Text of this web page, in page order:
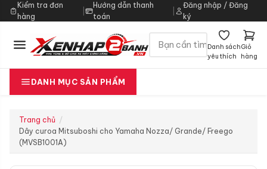
Kiểm tra đơn
hàng
|
Hướng dẫn thanh
toán
Đăng nhập / Đăng
ký
Danh sách
yêu thích
Giỏ
hàng
DANH MỤC SẢN PHẨM
Trang chủ
Dây curoa Mitsuboshi cho Yamaha Nozza/ Grande/ Freego
(MVSB1001A)